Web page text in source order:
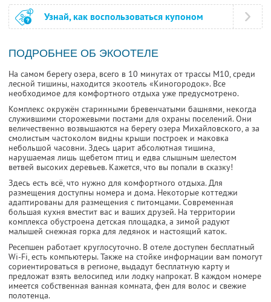
Узнай, как воспользоваться купоном
ПОДРОБНЕЕ ОБ ЭКООТЕЛЕ
На самом берегу озера, всего в 10 минутах от трассы М10, среди
лесной тишины, находится экоотель «Киногородок». Все
необходимое для комфортного отдыха уже предусмотрено.
Комплекс окружён старинными бревенчатыми башнями, некогда
служившими сторожевыми постами для охраны поселений. Они
величественно возвышаются на берегу озера Михайловского, а за
смолистым частоколом видны крыши построек и маковка
небольшой часовни. Здесь царит абсолютная тишина,
нарушаемая лишь щебетом птиц и едва слышным шелестом
ветвей высоких деревьев. Кажется, что вы попали в сказку!
Здесь есть всё, что нужно для комфортного отдыха. Для
размещения доступны номера и дома. Некоторые коттеджи
адаптированы для размещения с питомцами. Современная
большая кухня вместит вас и ваших друзей. На территории
комплекса обустроена детская площадка, а зимой радуют
малышей снежная горка для ледянок и настоящий каток.
Ресепшен работает круглосуточно. В отеле доступен бесплатный
Wi-Fi, есть компьютеры. Также на стойке информации вам помогут
сориентироваться в регионе, выдадут бесплатную карту и
предложат взять велосипед или лодку напрокат. В каждом номере
имеется собственная ванная комната, фен для волос и свежие
полотенца.